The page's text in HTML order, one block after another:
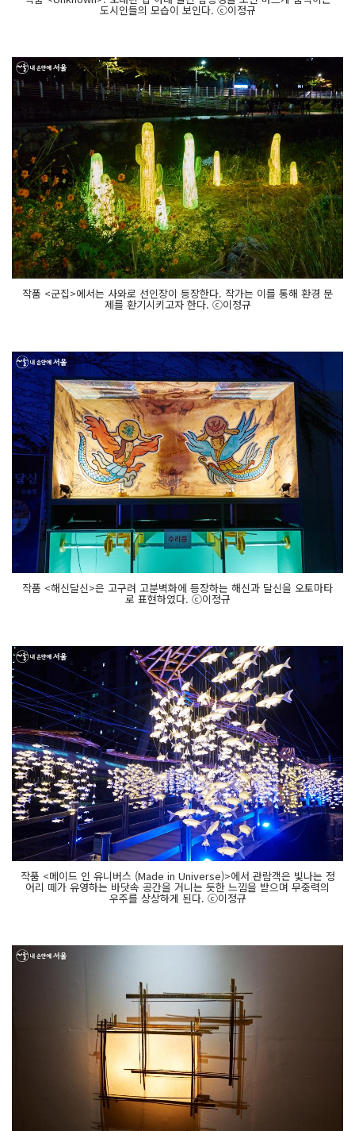
도시인들의 모습이 보인다. ⓒ이정규
작품 <군집>에서는 사와로 선인장이 등장한다. 작가는 이를 통해 환경 문
제를 환기시키고자 한다. ⓒ이정규
작품 <해신달신>은 고구려 고분벽화에 등장하는 해신과 달신을 오토마타
로 표현하였다. ⓒ이정규
작품 <메이드 인 유니버스 (Made in Universe)>에서 관람객은 빛나는 정
어리 떼가 유영하는 바닷속 공간을 거니는 듯한 느낌을 받으며 무중력의
우주를 상상하게 된다. ⓒ이정규